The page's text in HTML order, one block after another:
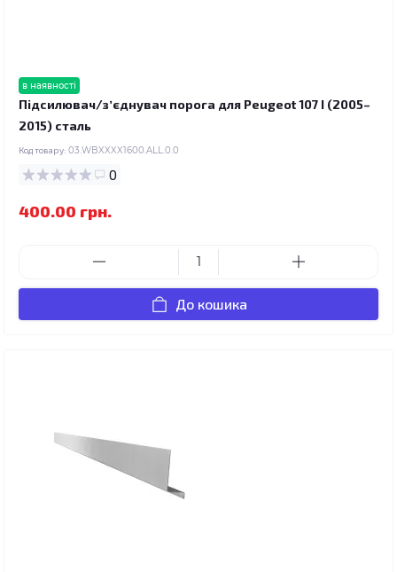
в наявності
Підсилювач/зʼєднувач порога для Peugeot 107 I (2005–
2015) сталь
Код товару: 03.WBXXXX1600.ALL.0.0
0
400.00 грн.
До кошика